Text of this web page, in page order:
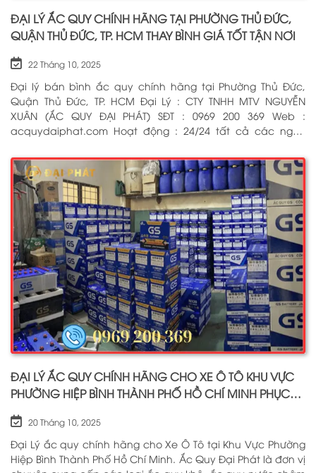
ĐẠI LÝ ẮC QUY CHÍNH HÃNG TẠI PHƯỜNG THỦ ĐỨC,
QUẬN THỦ ĐỨC, TP. HCM THAY BÌNH GIÁ TỐT TẬN NƠI
22 Tháng 10, 2025
Đại lý bán bình ắc quy chính hãng tại Phường Thủ Đức,
Quận Thủ Đức, TP. HCM Đại Lý : CTY TNHH MTV NGUYỄN
XUÂN (ẮC QUY ĐẠI PHÁT) SĐT : 0969 200 369 Web :
acquydaiphat.com Hoạt động : 24/24 tất cả các ngày
cho xe ô tô, xe máy, xe tải, cứu hộ ắc quy tận nơi 24/7 BẤM
ĐỂ GỌI NGAY CHO CHÚNG TÔI: 0969 200 369
ĐẠI LÝ ẮC QUY CHÍNH HÃNG CHO XE Ô TÔ KHU VỰC
PHƯỜNG HIỆP BÌNH THÀNH PHỐ HỒ CHÍ MINH PHỤC
20 Tháng 10, 2025
Đại Lý ắc quy chính hãng cho Xe Ô Tô tại Khu Vực Phường
Hiệp Bình Thành Phố Hồ Chí Minh. Ắc Quy Đại Phát là đơn vị